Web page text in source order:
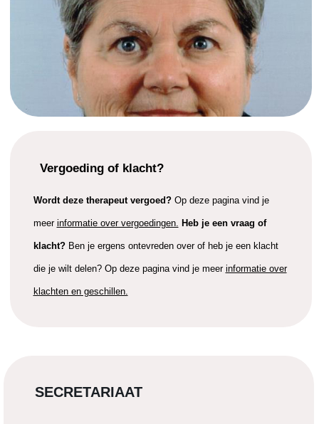
Vergoeding of klacht?
Wordt deze therapeut vergoed?Op deze pagina vind je
meer informatie over vergoedingen. Heb je een vraag of
klacht? Ben je ergens ontevreden over of heb je een klacht
die je wilt delen? Op deze pagina vind je meer informatie over
klachten en geschillen.
SECRETARIAAT